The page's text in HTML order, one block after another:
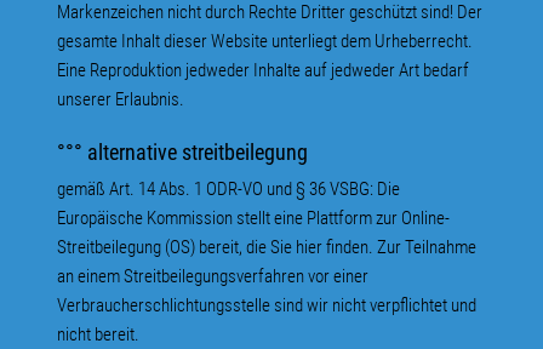
Markenzeichen nicht durch Rechte Dritter geschützt sind! Der
gesamte Inhalt dieser Website unterliegt dem Urheberrecht.
Eine Reproduktion jedweder Inhalte auf jedweder Art bedarf
unserer Erlaubnis.
°°° alternative streitbeilegung
gemäß Art. 14 Abs. 1 ODR-VO und § 36 VSBG: Die
Europäische Kommission stellt eine Plattform zur Online-
Streitbeilegung (OS) bereit, die Sie hier finden. Zur Teilnahme
an einem Streitbeilegungsverfahren vor einer
Verbraucherschlichtungsstelle sind wir nicht verpflichtet und
nicht bereit.